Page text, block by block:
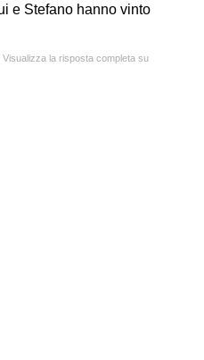
e Stefano hanno vinto
Visualizza la risposta completa su